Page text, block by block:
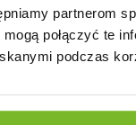
partnerom
połączyć te
podczas